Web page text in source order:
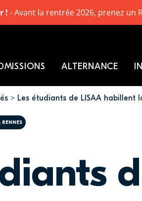
Les étudiants de LISAA habillent
RENNES
ALTERNANCE
! - Avant la rentrée 2026, prenez